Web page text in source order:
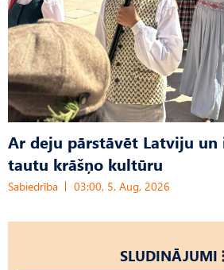
Ar deju pārstāvēt Latviju
tautu krāšņo kultūru
Sabiedrība 03:00, 5. Aug, 2026
SLUDINĀJUMI